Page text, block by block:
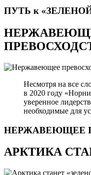
ПУТЬ к
Несмотря на все
в 2020 году
уверенное
необходимые для
НЕРЖАВЕЮЩЕЕ
АРКТИКА